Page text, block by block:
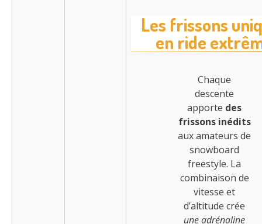
Les frissons
en ride
Chaque
descente
apporte des
frissons inédits
aux amateurs de
snowboard
freestyle. La
combinaison de
vitesse et
d’altitude crée
une adrénaline